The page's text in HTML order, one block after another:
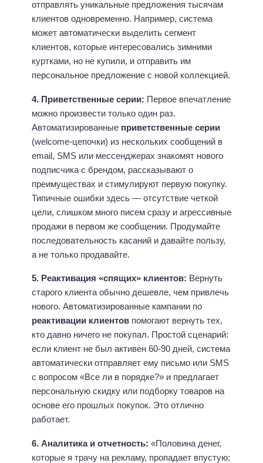
отправлять уникальные предложения тысячам
клиентов одновременно. Например, система
может автоматически выделить сегмент
клиентов, которые интересовались зимними
куртками, но не купили, и отправить им
персональное предложение с новой коллекцией.
4. Приветственные серии: Первое впечатление
можно произвести только один раз.
Автоматизированные приветственные серии
(welcome-цепочки) из нескольких сообщений в
email, SMS или мессенджерах знакомят нового
подписчика с брендом, рассказывают о
преимуществах и стимулируют первую покупку.
Типичные ошибки здесь — отсутствие четкой
цели, слишком много писем сразу и агрессивные
продажи в первом же сообщении. Продумайте
последовательность касаний и давайте пользу,
а не только продавайте.
5. Реактивация «спящих» клиентов: Вернуть
старого клиента обычно дешевле, чем привлечь
нового. Автоматизированные кампании по
реактивации клиентов помогают вернуть тех,
кто давно ничего не покупал. Простой сценарий:
если клиент не был активен 60-90 дней, система
автоматически отправляет ему письмо или SMS
с вопросом «Все ли в порядке?» и предлагает
персональную скидку или подборку товаров на
основе его прошлых покупок. Это отлично
работает.
6. Аналитика и отчетность: «Половина денег,
которые я трачу на рекламу, пропадает впустую;